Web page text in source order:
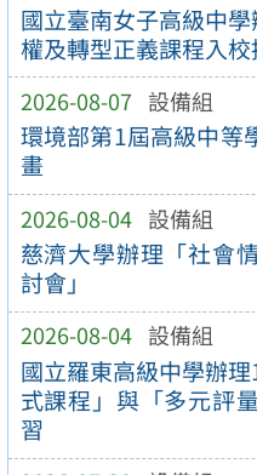
國立臺南女子高級中
權及轉型正義課程入校
2026-08-07 設備組
環境部第1屆高級中等
畫
2026-08-04 設備組
慈濟大學辦理「社會
討會」
2026-08-04 設備組
國立羅東高級中學辦
式課程」與「多元評
習